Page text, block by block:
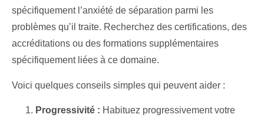
spécifiquement l’anxiété de séparation parmi les
problèmes qu’il traite. Recherchez des certifications, des
accréditations ou des formations supplémentaires
spécifiquement liées à ce domaine.
Voici quelques conseils simples qui peuvent aider :
Progressivité : Habituez progressivement votre